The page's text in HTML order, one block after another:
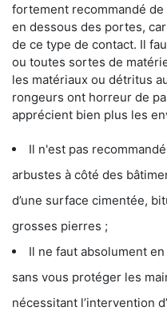
fortement recommandé
en dessous des portes,
de ce type de contact. Il
ou toutes sortes de
les matériaux ou détritus
rongeurs ont horreur de
apprécient bien plus les
Il n'est pas
arbustes à côté des
d’une surface cimentée,
grosses pierres ;
Il ne faut absolument
sans vous protéger les
nécessitant l’intervention